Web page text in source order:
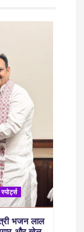
स्पोर्ट्स
भजन लाल